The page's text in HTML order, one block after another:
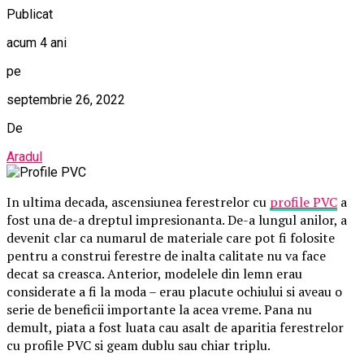
Publicat
acum 4 ani
pe
septembrie 26, 2022
De
Aradul
In ultima decada, ascensiunea ferestrelor cu profile PVC a
fost una de-a dreptul impresionanta. De-a lungul anilor, a
devenit clar ca numarul de materiale care pot fi folosite
pentru a construi ferestre de inalta calitate nu va face
decat sa creasca. Anterior, modelele din lemn erau
considerate a fi la moda – erau placute ochiului si aveau o
serie de beneficii importante la acea vreme. Pana nu
demult, piata a fost luata cau asalt de aparitia ferestrelor
cu profile PVC si geam dublu sau chiar triplu.